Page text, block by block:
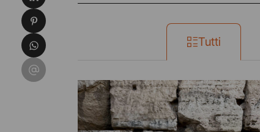
Tutti
Condividi su Pinterest
Condividi su WhatsApp
Condividi su Email